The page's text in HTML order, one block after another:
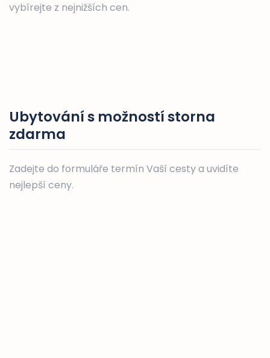
vybírejte z nejnižších cen.
Ubytování s možností storna
zdarma
Zadejte do formuláře termín Vaší cesty a uvidíte
nejlepší ceny.